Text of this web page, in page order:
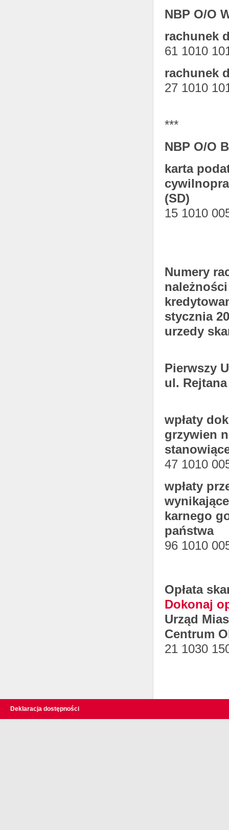
NBP O/O
rachunek
61 1010
rachunek
27 1010
***
NBP O/O
karta
(SD)
15 1010
Numery
stycznia
urzedy
Pierwszy
ul.
wpłaty
grzywien
47 1010
wpłaty
karnego
państwa
96 1010
Opłata
Dokonaj
Urząd
Centrum
21 1030
Deklaracja dostępności